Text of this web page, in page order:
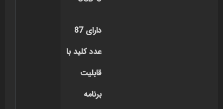
دارای 87
عدد کلید با
قابلیت
برنامه